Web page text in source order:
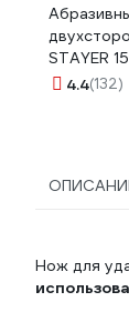
STAYER
4.4(132)
Нож для